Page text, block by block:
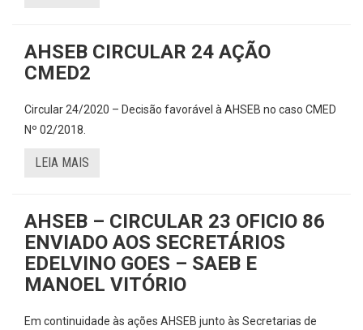
AHSEB CIRCULAR 24 AÇÃO
CMED2
Circular 24/2020 – Decisão favorável à AHSEB no caso CMED
Nº 02/2018.
LEIA MAIS
AHSEB – CIRCULAR 23 OFICIO 86
ENVIADO AOS SECRETÁRIOS
EDELVINO GOES – SAEB E
MANOEL VITÓRIO
Em continuidade às ações AHSEB junto às Secretarias de